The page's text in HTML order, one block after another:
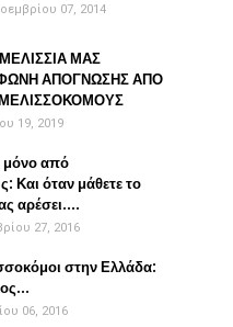
07, 2014
ΜΑΣ
ΑΠΟΓΝΩΣΗΣ ΑΠΟ
19, 2019
μόνο από
Και όταν μάθετε το
αρέσει....
27, 2016
στην Ελλάδα:
06, 2016